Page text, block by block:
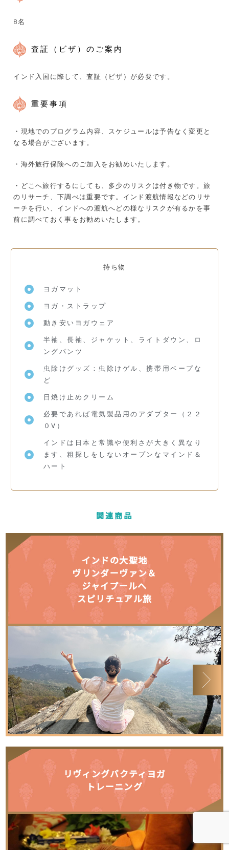
8名
査証（ビザ）のご案内
インド入国に際して、査証（ビザ）が必要です。
重要事項
・現地でのプログラム内容、スケジュールは予告なく変更と
なる場合がございます。
・海外旅行保険へのご加入をお勧めいたします。
・どこへ旅行するにしても、多少のリスクは付き物です。旅
のリサーチ、下調べは重要です。インド渡航情報などのリサ
ーチを行い、インドへの渡航へどの様なリスクが有るかを事
前に調べておく事をお勧めいたします。
持ち物
ヨガマット
ヨガ・ストラップ
動き安いヨガウェア
半袖、長袖、ジャケット、ライトダウン、ロ
ングパンツ
虫除けグッズ：虫除けゲル、携帯用ベープな
ど
日焼け止めクリーム
必要であれば電気製品用のアダプター（２２
０V）
インドは日本と常識や便利さが大きく異なり
ます、粗探しをしないオープンなマインド＆
ハート
関連商品
インドの大聖地
ヴリンダーヴァン＆
ジャイプールへ
スピリチュアル旅
リヴィングバクティヨガ
トレーニング